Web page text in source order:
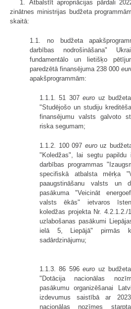
1. Atbalstīt apropriācijas pārdali
zinātnes ministrijas budžeta
skaitā:
1.1. no budžeta
darbības nodrošināšana"
fundamentālo un lietišķo
paredzētā finansējuma 238 000
apakšprogrammām:
1.1.1. 51 307euro uz
"Studējošo un studiju
finansējumu valsts galvoto
riska segumam;
1.1.2. 100 097 eurouz
"Koledžas", lai segtu
darbības programmas
specifiskā atbalsta mērķa
paaugstināšanu valsts un
pasākuma "Veicināt
valsts ēkās" ietvaros
koledžas projekta Nr. 4.2.1.2./
uzlabošanas pasākumi
ielā 5, Liepājā" pirmās
sadārdzinājumu;
1.1.3. 86 596euro uz
"Dotācija nacionālas
pasākumu organizēšanai
izdevumus saistībā ar
nacionālas nozīmes